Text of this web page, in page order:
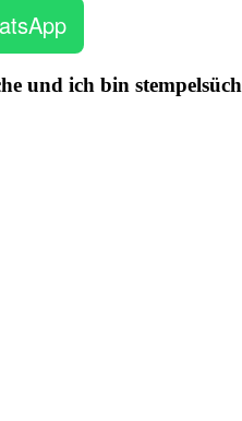
und ich bin